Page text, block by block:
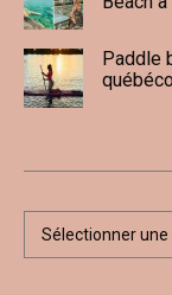
Paddle
Sujets